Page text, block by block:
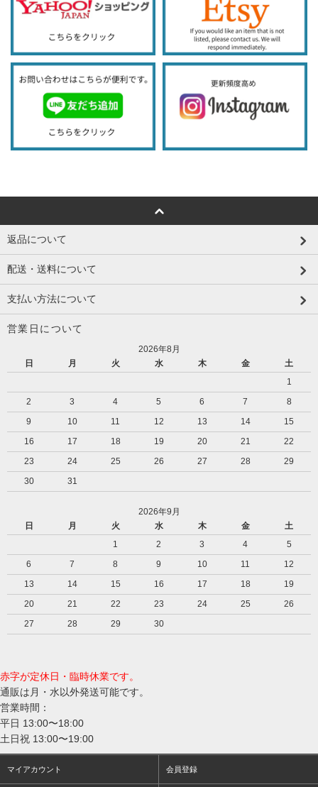
返品について
配送・送料について
支払い方法について
営業日について
2026年8月
日
月 火 水 木 金
土
1
2
3 4 5 6 7
8
9
10 11 12 13 14
15
16
17 18 19 20 21
22
23
24 25 26 27 28
29
30
31
2026年9月
日
月 火 水 木 金
土
1
2 3 4
5
6
7 8 9 10 11
12
13
14 15 16 17 18
19
20
21 22 23 24 25
26
27
28 29 30
赤字が定休日・臨時休業です。
通販は月・水以外発送可能です。
営業時間：
平日 13:00〜18:00
土日祝 13:00〜19:00
マイアカウント 会員登録